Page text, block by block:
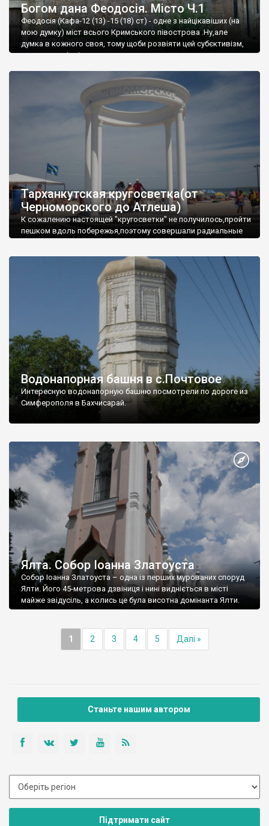
Богом дана Феодосія. Місто Ч.1
Феодосія (Кафа-12 (13) -15 (18) ст) - одне з найцікавіших (на
мою думку) міст всього Кримського півострова .Ну,але
думка в кожного своя, тому щоби розвіяти цей субєктивізм,
запрошую відвідати це
Тарханкутская кругосветка(от
Черноморского до Атлеша)
К сожалению настоящей "кругосветки" не получилось,пройти
пешком вдоль побережья,поэтому совершали радиальные
Водонапорная башня в с.Почтовое
Интересную водонапорную башню посмотрели по дороге из
Симферополя в Бахчисарай.
Ялта. Собор Іоанна Златоуста
Собор Іоанна Златоуста – одна із перших мурованих споруд
Ялти. Його 45-метрова дзвіниця і нині видніється в місті
майже звідусіль, а колись це була висотна домінанта Ялти.
1 2 3 4 5 Далі »
Станьте нашим автором
Підтримати сайт